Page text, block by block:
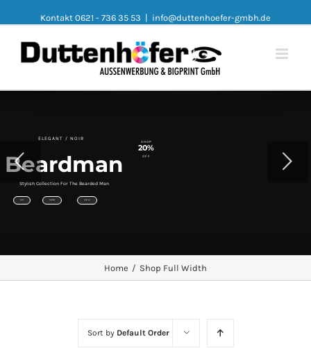
Kontakt 0621 - 736 35 53 | info@duttenhoefer-gmbh.de
Beardman
Stylish Collection For The Bearded Man
SHOP
20%
OFF
ELEGANT / NOIR
SUITS WATCHES VIEW ALL
Home / Shop Full Width
Sort by Default Order